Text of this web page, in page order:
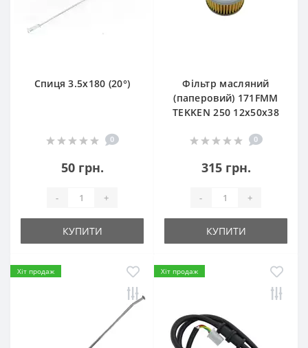
Спиця 3.5х180 (20°)
0
50 грн.
- +
КУПИТИ
Фільтр масляний
(паперовий) 171FMM
TEKKEN 250 12х50х38
0
315 грн.
- +
КУПИТИ
Хіт продаж Хіт продаж